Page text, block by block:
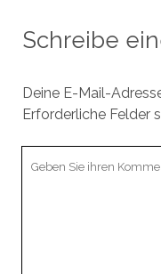
Schreibe
Deine E-Mail-
Erforderliche Felder